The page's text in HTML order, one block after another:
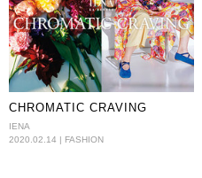
CHROMATIC CRAVING
IENA
2020.02.14 | FASHION